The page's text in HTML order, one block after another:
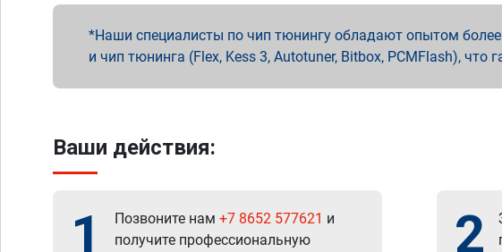
Наши специалисты по чип тюнингу обладают опытом
и чип тюнинга (Flex, Kess 3, Autotuner, Bitbox, PCMFlash), что
Ваши действия:
1 Позвоните нам +7 8652 577621 и
получите профессиональную
2